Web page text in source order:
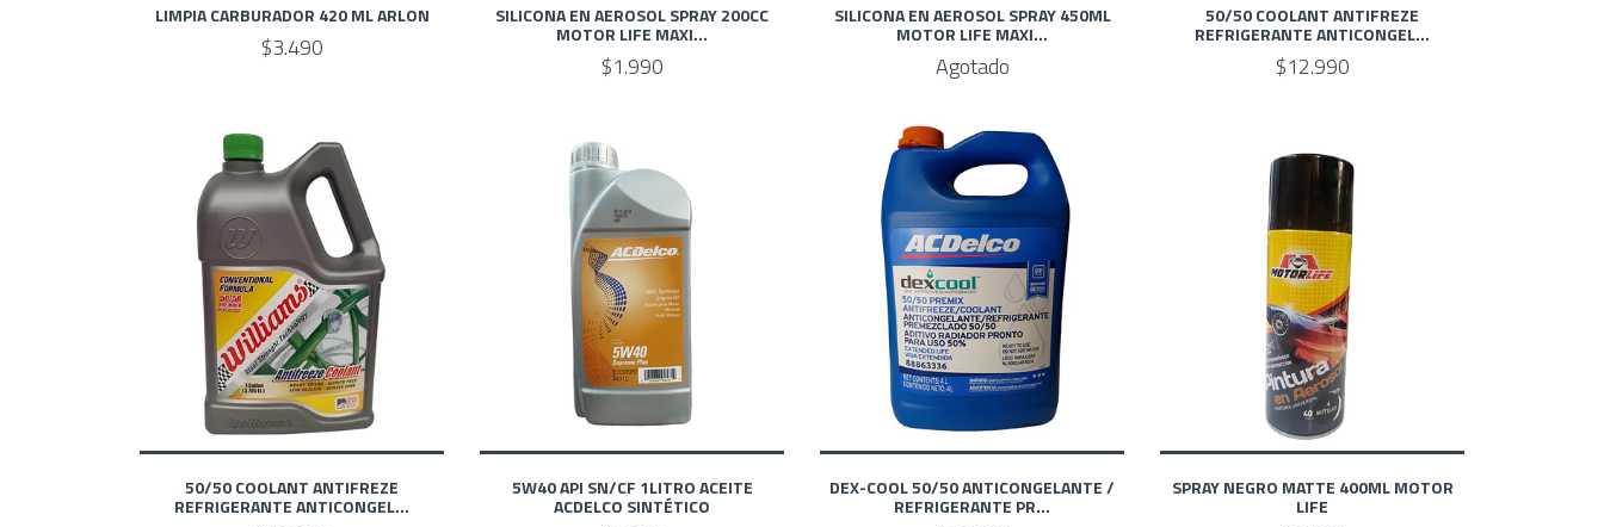
LIMPIA CARBURADOR 420 ML ARLON
$3.490
SILICONA EN AEROSOL SPRAY 200CC
MOTOR LIFE MAXI...
$1.990
SILICONA EN AEROSOL SPRAY 450ML
MOTOR LIFE MAXI...
Agotado
50/50 COOLANT ANTIFREZE
REFRIGERANTE ANTICONGEL...
$12.990
50/50 COOLANT ANTIFREZE
REFRIGERANTE ANTICONGEL...
5W40 API SN/CF 1LITRO ACEITE
ACDELCO SINTÉTICO
DEX-COOL 50/50 ANTICONGELANTE /
REFRIGERANTE PR...
SPRAY NEGRO MATTE 400ML MOTOR
LIFE